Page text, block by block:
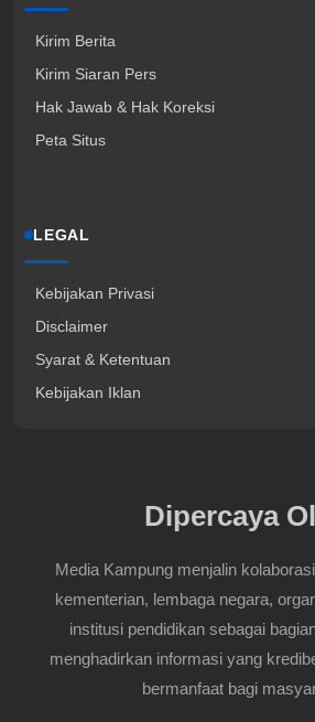
Kirim Berita
Kirim Siaran Pers
Hak Jawab & Hak Koreksi
Peta Situs
LEGAL
Kebijakan Privasi
Disclaimer
Syarat & Ketentuan
Kebijakan Iklan
Dipercaya
Media Kampung menjalin
kementerian, lembaga negara,
institusi pendidikan sebagai
menghadirkan informasi yang
bermanfaat bagi